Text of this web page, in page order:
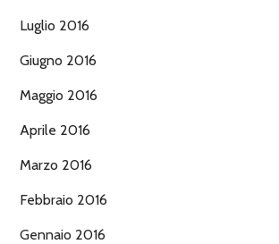
Luglio 2016
Giugno 2016
Maggio 2016
Aprile 2016
Marzo 2016
Febbraio 2016
Gennaio 2016